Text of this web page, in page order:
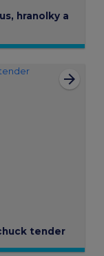
hranolky a
arrow_forward
tender